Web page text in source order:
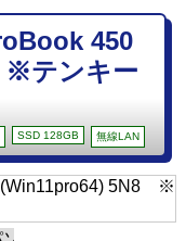
450
テンキー
SSD 128GB 無線LAN